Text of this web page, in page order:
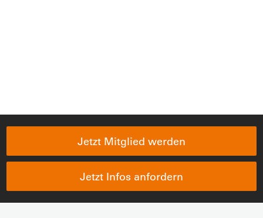
Jetzt Mitglied werden
Jetzt Infos anfordern